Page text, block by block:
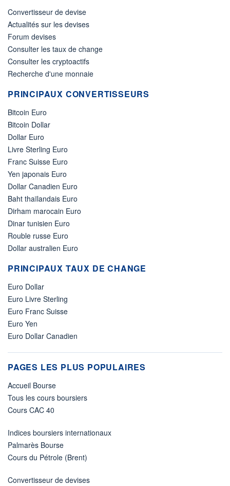
Convertisseur de devise
Actualités sur les devises
Forum devises
Consulter les taux de change
Consulter les cryptoactifs
Recherche d'une monnaie
PRINCIPAUX CONVERTISSEURS
Bitcoin Euro
Bitcoin Dollar
Dollar Euro
Livre Sterling Euro
Franc Suisse Euro
Yen japonais Euro
Dollar Canadien Euro
Baht thaïlandais Euro
Dirham marocain Euro
Dinar tunisien Euro
Rouble russe Euro
Dollar australien Euro
PRINCIPAUX TAUX DE CHANGE
Euro Dollar
Euro Livre Sterling
Euro Franc Suisse
Euro Yen
Euro Dollar Canadien
PAGES LES PLUS POPULAIRES
Accueil Bourse
Tous les cours boursiers
Cours CAC 40
Indices boursiers internationaux
Palmarès Bourse
Cours du Pétrole (Brent)
Convertisseur de devises